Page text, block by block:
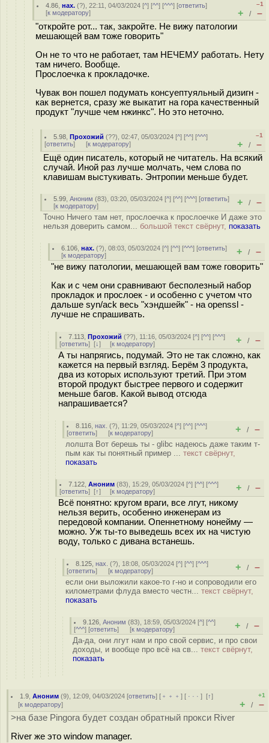
4.86 ,нах. (?), 22:11, 04/03/2024 [^] [^^] [^^^] [ответить]
[к модератору]
–1
+ / –
"откройте рот... так, закройте. Не вижу патологии
мешающей вам тоже говорить"
Он не то что не работает, там НЕЧЕМУ работать. Нету
там ничего. Вообще.
Прослоечка к прокладочке.
Чувак вон пошел подумать консуептуяльный дизигн -
как вернется, сразу же выкатит на гора качественный
продукт "лучше чем нжинкс". Но это неточно.
5.98 ,Прохожий (??), 02:47, 05/03/2024 [^] [^^] [^^^]
[ответить] [к модератору]
–1
+ / –
Ещё один писатель, который не читатель. На всякий
случай. Иной раз лучше молчать, чем слова по
клавишам выстукивать. Энтропии меньше будет.
5.99 ,Аноним (83), 03:20, 05/03/2024 [^] [^^] [^^^] [ответить]
[к модератору] + / –
Точно Ничего там нет, прослоечка к прослоечке И даже это
нельзя доверить самом... большой текст свёрнут, показать
6.106 ,нах. (?), 08:03, 05/03/2024 [^] [^^] [^^^] [ответить]
[к модератору] + / –
"не вижу патологии, мешающей вам тоже говорить"
Как и с чем они сравнивают бесполезный набор
прокладок и прослоек - и особенно с учетом что
дальше syn/ack весь "хэндшейк" - на openssl -
лучше не спрашивать.
7.113 ,Прохожий (??), 11:16, 05/03/2024 [^] [^^] [^^^]
[ответить] [↓] [к модератору] + / –
А ты напрягись, подумай. Это не так сложно, как
кажется на первый взгляд. Берём 3 продукта,
два из которых используют третий. При этом
второй продукт быстрее первого и содержит
меньше багов. Какой вывод отсюда
напрашивается?
8.116 ,нах. (?), 11:29, 05/03/2024 [^] [^^] [^^^]
[ответить] [к модератору] + / –
лолшта Вот берешь ты - glibc надеюсь даже таким т-
пым как ты понятный пример ... текст свёрнут,
показать
7.122 ,Аноним (83), 15:29, 05/03/2024 [^] [^^] [^^^]
[ответить] [↑] [к модератору] + / –
Всё понятно: кругом враги, все лгут, никому
нельзя верить, особенно инженерам из
передовой компании. Опеннетному нонейму —
можно. Уж ты-то выведешь всех их на чистую
воду, только с дивана встанешь.
8.125 ,нах. (?), 18:08, 05/03/2024 [^] [^^] [^^^]
[ответить] [к модератору] + / –
если они выложили какое-то г-но и сопроводили его
километрами флуда вместо честн... текст свёрнут,
показать
9.126 ,Аноним (83), 18:59, 05/03/2024 [^] [^^]
[^^^] [ответить] [к модератору] + / –
Да-да, они лгут нам и про свой сервис, и про свои
доходы, и вообще про всё на св... текст свёрнут,
показать
1.9 ,Аноним (9), 12:09, 04/03/2024 [ответить] [ ﹢﹢﹢] [ · · ·][↑]
[к модератору]
+1
+ / –
>на базе Pingora будет создан обратный прокси River
River же это window manager.